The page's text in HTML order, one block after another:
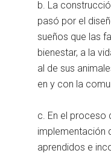
b. La
pasó por el
sueños que las
bienestar, a la
al de sus
en y con la
c. En el proceso
implementación
aprendidos e